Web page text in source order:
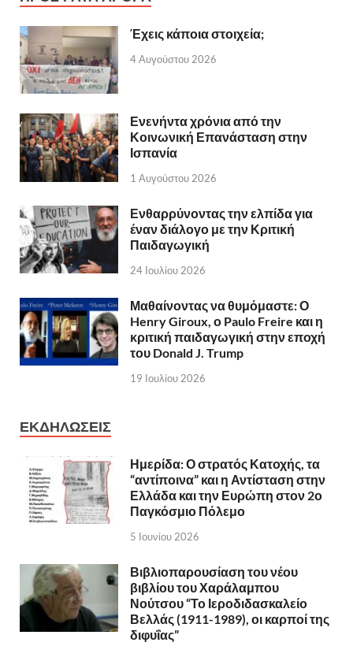
Έχεις κάποια στοιχεία;
4 Αυγούστου 2026
Ενενήντα χρόνια από την
Κοινωνική Επανάσταση στην
Ισπανία
1 Αυγούστου 2026
Ενθαρρύνοντας την ελπίδα για
έναν διάλογο με την Κριτική
Παιδαγωγική
24 Ιουλίου 2026
Μαθαίνοντας να θυμόμαστε: Ο
Henry Giroux, ο Paulo Freire και η
κριτική παιδαγωγική στην εποχή
του Donald J. Trump
19 Ιουλίου 2026
ΕΚΔΗΛΩΣΕΙΣ
Ημερίδα: Ο στρατός Κατοχής, τα
“αντίποινα” και η Αντίσταση στην
Ελλάδα και την Ευρώπη στον 2ο
Παγκόσμιο Πόλεμο
5 Ιουνίου 2026
Βιβλιοπαρουσίαση του νέου
βιβλίου του Χαράλαμπου
Νούτσου “Το Ιεροδιδασκαλείο
Βελλάς (1911-1989), οι καρποί της
διφυΐας”